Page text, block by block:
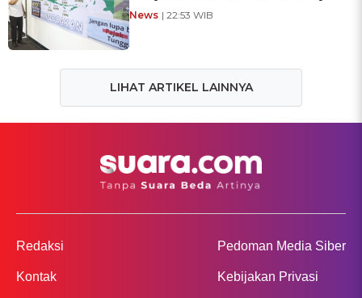
News | 22:53 WIB
LIHAT ARTIKEL LAINNYA
Redaksi
Kontak
Pedoman Media Siber
Kebijakan Privasi